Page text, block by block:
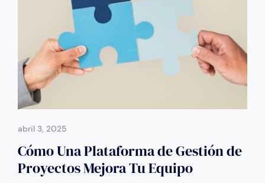
abril 3, 2025
Cómo Una Plataforma de Gestión de
Proyectos Mejora Tu Equipo